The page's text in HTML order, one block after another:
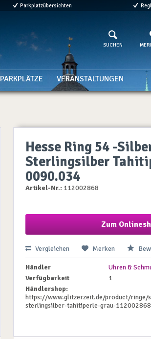
Parkplatzübersichten
SUCHEN
PARKPLÄTZE VERANSTALTUNGEN
Hesse Ring 54 -
Sterlingsilber
0090.034
Artikel-Nr.: 112002868
Zum
Vergleichen Merken
Händler
Uhren &
Verfügbarkeit
1
Händlershop:
https://www.glitzerzeit.de/product/ringe/
sterlingsilber-tahitiperle-grau-